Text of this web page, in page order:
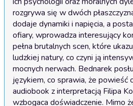
rozgrywa się w dwóch
dodaje dynamiki i napięcia, a
ofiary, wprowadza interesujący
pełna brutalnych scen, które
ludzkiej natury, co czyni ją
mocnych nerwach. Bednarek
językiem, co sprawia, że powieść
audiobook z interpretacją Filipa
wzbogaca doświadczenie. Mimo